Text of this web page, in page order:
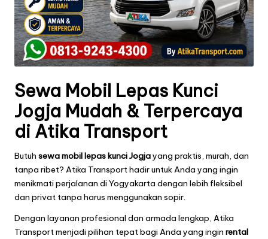
Sewa Mobil Lepas Kunci
Jogja Mudah & Terpercaya
di Atika Transport
Butuh sewa mobil lepas kunci Jogjayang praktis, murah, dan
tanpa ribet? Atika Transport hadir untuk Anda yang ingin
menikmati perjalanan di Yogyakarta dengan lebih fleksibel
dan privat tanpa harus menggunakan sopir.
Dengan layanan profesional dan armada lengkap, Atika
Transport menjadi pilihan tepat bagi Anda yang ingin rental